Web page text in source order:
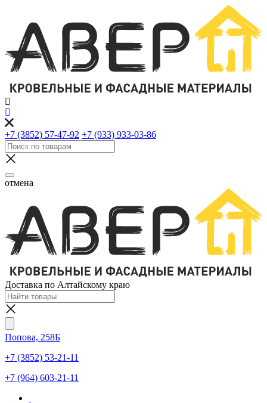
+7 (3852) 57-47-92 +7 (933) 933-03-86
отмена
Доставка по Алтайскому краю
Попова, 258Б
+7 (3852) 53-21-11
+7 (964) 603-21-11